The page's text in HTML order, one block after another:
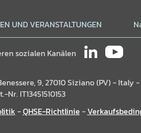
UND VERANSTALTUNGEN
sozialen Kanälen
9, 27010 Siziano (PV) - Italy -
Nr. IT13451510153
-QHSE-Richtlinie -